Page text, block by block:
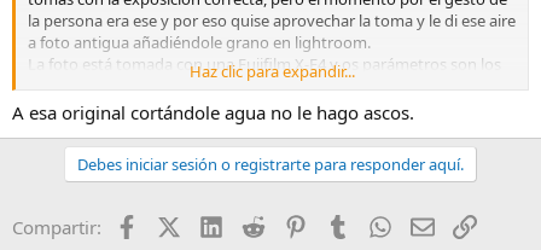
la persona era ese y por eso quise aprovechar la toma y le di ese aire
a foto antigua añadiéndole grano en lightroom.
La foto está tomada con una Fujifilm X-E4 y os parámetros son los
siguientes:
ISO 160
Exposición 1/1700
pongo la foto original, para que veáis como era:
Ver el archivos adjunto 10666
Haz clic para expandir...
A esa original cortándole agua no le hago ascos.
Debes iniciar sesión o registrarte para responder aquí.
Compartir: FacebookX (Twitter)
LinkedIn
Reddit PinterestTumblr WhatsApp
EmailEnlace